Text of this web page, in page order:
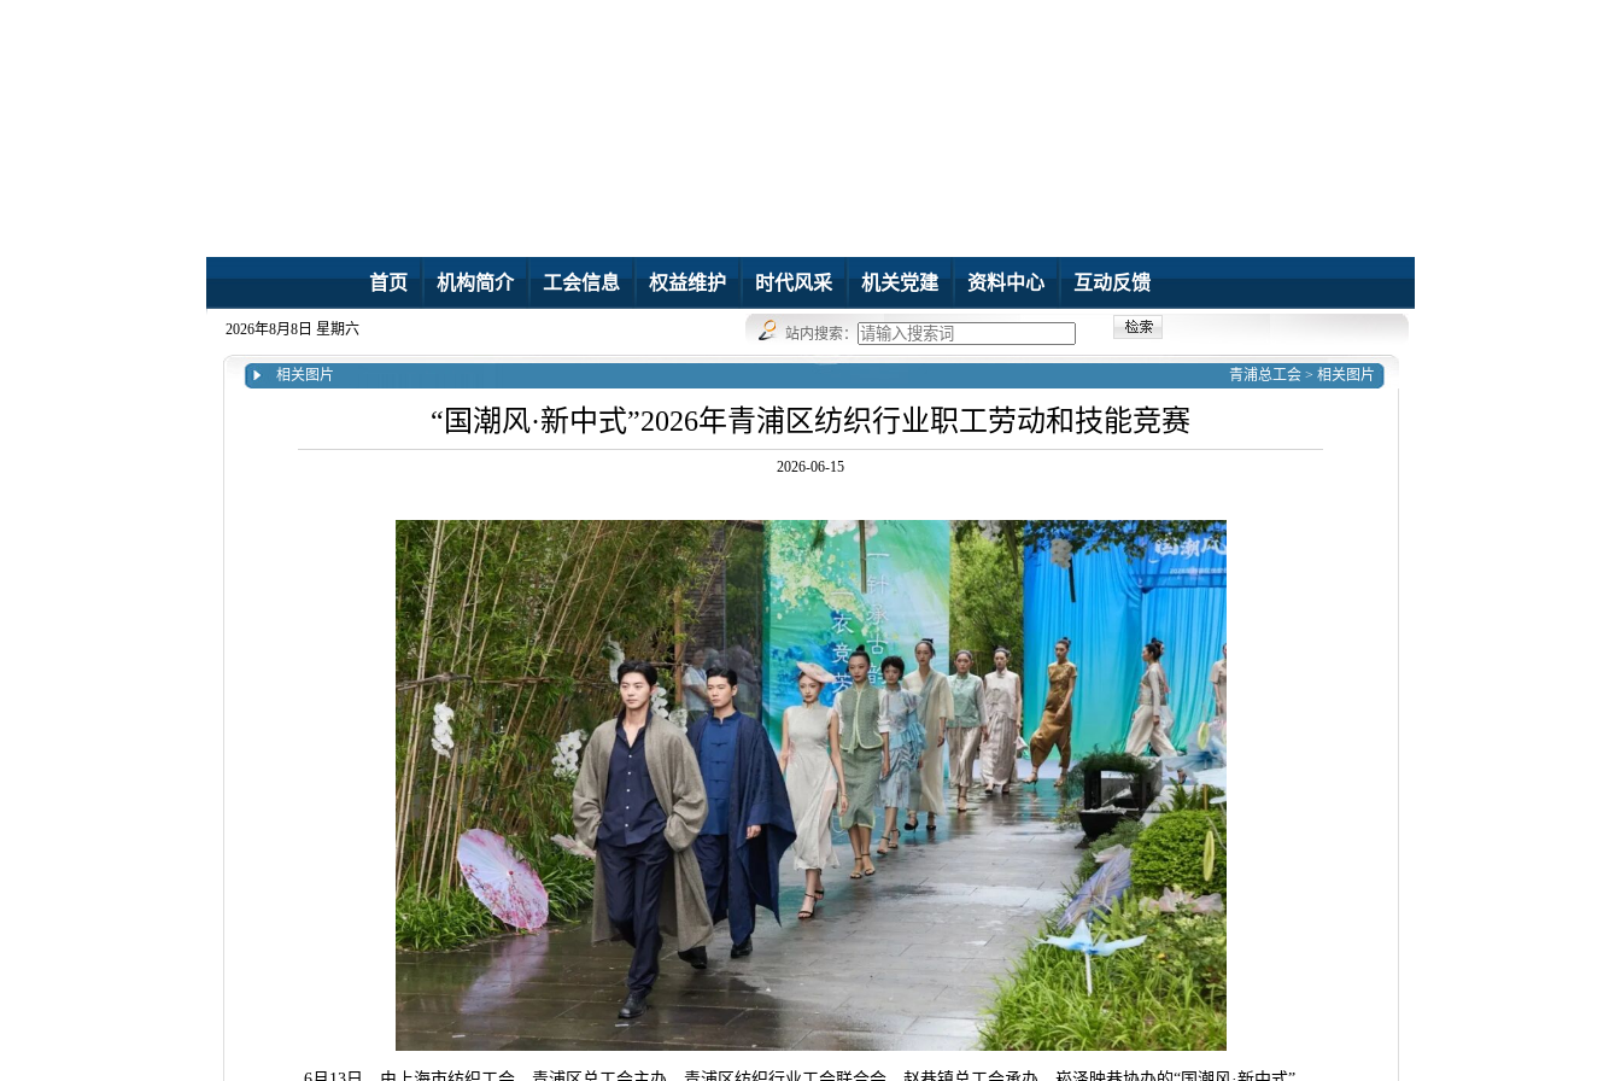
首页 机构简介 工会信息 权益维护 时代风采 机关党建 资料中心 互动反馈
2026年8月8日 星期六 站内搜索：
相关图片 青浦总工会 > 相关图片
“国潮风·新中式”2026年青浦区纺织行业职工劳动和技能竞赛
2026-06-15